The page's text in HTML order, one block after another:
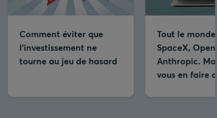
Comment éviter que
l’investissement ne
tourne au jeu de hasard
Tout le
SpaceX,
Anthropic.
vous en faire